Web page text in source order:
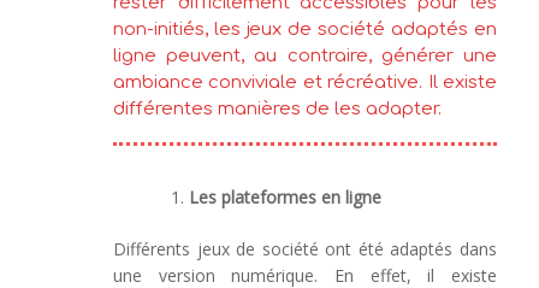
non-initiés, les jeux de société adaptés en
ligne peuvent, au contraire, générer une
ambiance conviviale et récréative. Il existe
différentes manières de les adapter.
Les plateformes en ligne
Différents jeux de société ont été adaptés dans
une version numérique. En effet, il existe